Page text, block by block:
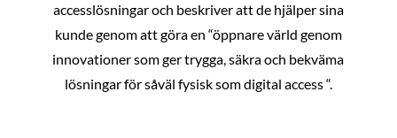
accesslösningar och beskriver att de hjälper sina
kunde genom att göra en “öppnare värld genom
innovationer som ger trygga, säkra och bekväma
lösningar för såväl fysisk som digital access “.